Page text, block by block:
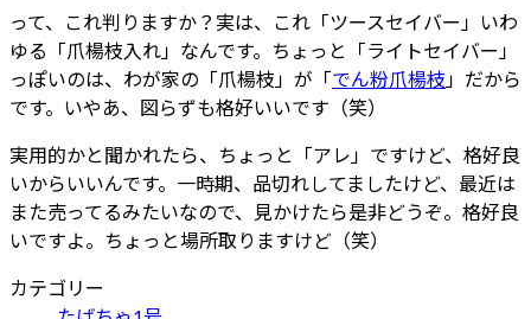
って、これ判りますか？実は、これ「ツースセイバー」いわ
ゆる「爪楊枝入れ」なんです。ちょっと「ライトセイバー」
っぽいのは、わが家の「爪楊枝」が「でん粉爪楊枝 」だから
です。いやあ、図らずも格好いいです（笑）
実用的かと聞かれたら、ちょっと「アレ」ですけど、格好良
いからいいんです。一時期、品切れしてましたけど、最近は
また売ってるみたいなので、見かけたら是非どうぞ。格好良
いですよ。ちょっと場所取りますけど（笑）
カテゴリー